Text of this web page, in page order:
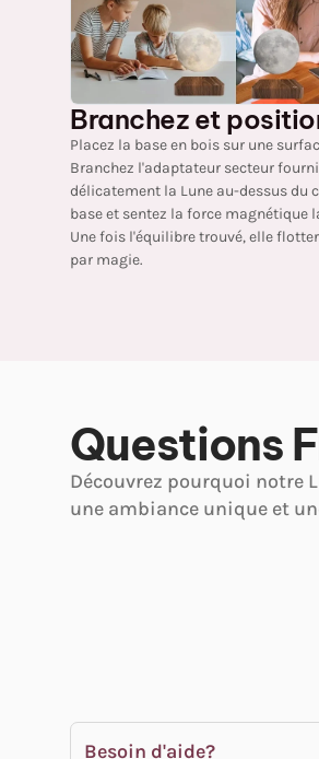
Branchez et
Placez la base en bois sur une
Branchez l'adaptateur secteur
délicatement la Lune au-dessus du
base et sentez la force magnétique
Une fois l'équilibre trouvé, elle
par magie.
Questions
Découvrez pourquoi notre
une ambiance unique et
Besoin d'aide?